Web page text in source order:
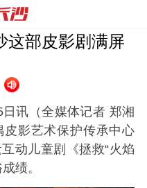
这部皮影剧满屏
讯（全媒体记者 郑湘
影艺术保护传承中心
动儿童剧《拯救“火焰
绩。